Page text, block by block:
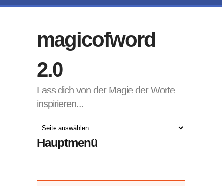
magicofword
2.0
Lass dich von der Magie der Worte
inspirieren...
Hauptmenü